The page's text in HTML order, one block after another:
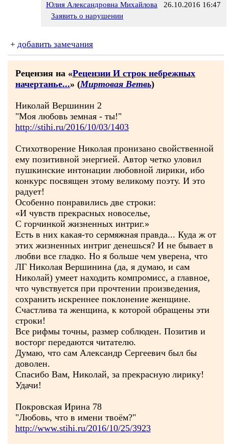
Юлия Александровна Михайлова 26.10.2016 16:47
Заявить о нарушении
+ добавить замечания
Рецензия на «Рецензии И строк небрежных
начертанье...» (Миртовая Ветвь)
Николай Вершинин 2
"Моя любовь земная - ты!"
http://stihi.ru/2016/10/03/1403
Стихотворение Николая пронизано свойственной
ему позитивной энергией. Автор четко уловил
пушкинские интонации любовной лирики, ибо
конкурс посвящен этому великому поэту. И это
радует!
Особенно понравились две строки:
«И чувств прекрасных новоселье,
С горчинкой жизненных интриг.»
Есть в них какая-то сермяжная правда... Куда ж от
этих жизненных интриг денешься? И не бывает в
любви все гладко. Но я больше чем уверена, что
ЛГ Николая Вершинина (да, я думаю, и сам
Николай) умеет находить компромисс, а главное,
что чувствуется при прочтении произведения,
сохранить искреннее поклонение женщине.
Счастлива та женщина, к которой обращены эти
строки!
Все рифмы точны, размер соблюден. Позитив и
восторг передаются читателю.
Думаю, что сам Александр Сергеевич был бы
доволен.
Спасибо Вам, Николай, за прекрасную лирику!
Удачи!
Покровская Ирина 78
"Любовь, что в имени твоём?"
http://www.stihi.ru/2016/10/25/3923